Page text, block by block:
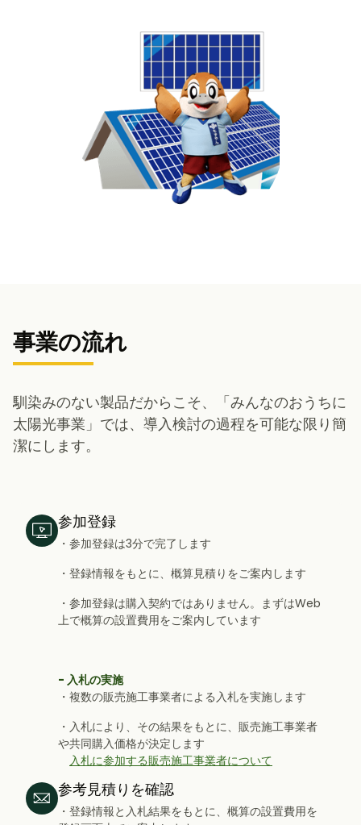
事業の流れ
馴染みのない製品だからこそ、「みんなのおうちに
太陽光事業」では、導入検討の過程を可能な限り簡
潔にします。
参加登録
・参加登録は3分で完了します
・登録情報をもとに、概算見積りをご案内します
・参加登録は購入契約ではありません。まずはWeb
上で概算の設置費用をご案内しています
- 入札の実施
・複数の販売施工事業者による入札を実施します
・入札により、その結果をもとに、販売施工事業者
や共同購入価格が決定します
入札に参加する販売施工事業者について
参考見積りを確認
・登録情報と入札結果をもとに、概算の設置費用を